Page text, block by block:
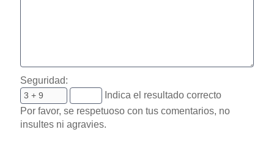
Seguridad:
Indica el resultado correcto
Por favor, se respetuoso con tus comentarios, no
insultes ni agravies.